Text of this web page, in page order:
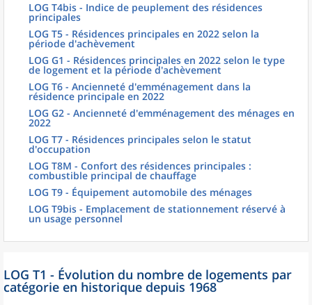
LOG T4bis - Indice de peuplement des résidences
principales
LOG T5 - Résidences principales en 2022 selon la
période d'achèvement
LOG G1 - Résidences principales en 2022 selon le type
de logement et la période d'achèvement
LOG T6 - Ancienneté d'emménagement dans la
résidence principale en 2022
LOG G2 - Ancienneté d'emménagement des ménages en
2022
LOG T7 - Résidences principales selon le statut
d'occupation
LOG T8M - Confort des résidences principales :
combustible principal de chauffage
LOG T9 - Équipement automobile des ménages
LOG T9bis - Emplacement de stationnement réservé à
un usage personnel
LOG T1 - Évolution du nombre de logements par
catégorie en historique depuis 1968